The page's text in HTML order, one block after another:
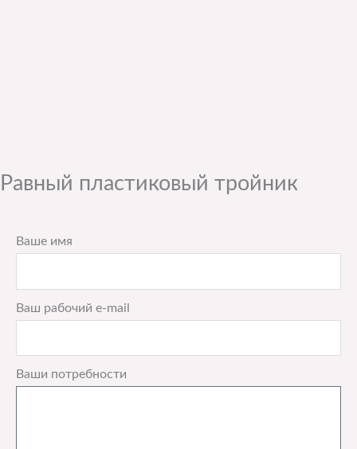
Равный пластиковый тройник
Ваше имя
Ваш рабочий e-mail
Ваши потребности